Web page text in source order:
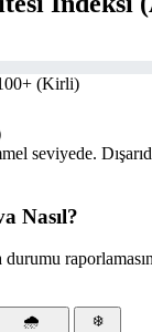
(Kirli)
seviyede.
Nasıl?
🌧️
❄️